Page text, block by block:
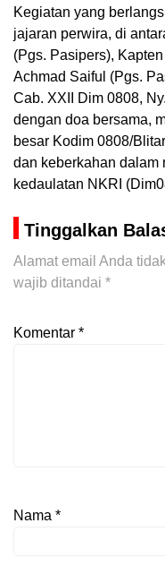
Kegiatan yang
jajaran perwira, di
(Pgs. Pasipers),
Achmad Saiful (Pgs.
Cab. XXII Dim 0808,
dengan doa bersama,
besar Kodim 0808/
dan keberkahan dalam
kedaulatan NKRI
Tinggalkan
Alamat email Anda
wajib ditandai *
Komentar *
Nama *